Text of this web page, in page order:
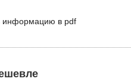
информацию в pdf